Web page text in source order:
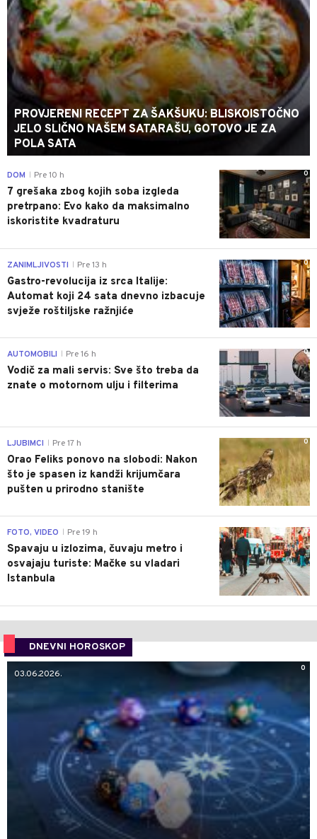
PROVJERENI RECEPT ZA ŠAKŠUKU: BLISKOISTOČNO
JELO SLIČNO NAŠEM SATARAŠU, GOTOVO JE ZA
POLA SATA
0
DOM Pre 10 h
7 grešaka zbog kojih soba izgleda
pretrpano: Evo kako da maksimalno
iskoristite kvadraturu
0
ZANIMLJIVOSTI Pre 13 h
Gastro-revolucija iz srca Italije:
Automat koji 24 sata dnevno izbacuje
svježe roštiljske ražnjiće
0
AUTOMOBILI Pre 16 h
Vodič za mali servis: Sve što treba da
znate o motornom ulju i filterima
0
LJUBIMCI Pre 17 h
Orao Feliks ponovo na slobodi: Nakon
što je spasen iz kandži krijumčara
pušten u prirodno stanište
0
FOTO, VIDEO Pre 19 h
Spavaju u izlozima, čuvaju metro i
osvajaju turiste: Mačke su vladari
Istanbula
DNEVNI HOROSKOP
0
03.06.2026.